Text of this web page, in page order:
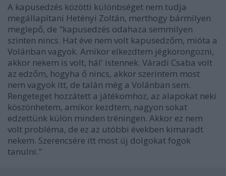
A kapusedzés közötti különbséget nem tudja
megállapítani Hetényi Zoltán, merthogy bármilyen
meglepő, de "kapusedzés odahaza semmilyen
szinten nincs. Hat éve nem volt kapusedzőm, mióta a
Volánban vagyok. Amikor elkezdtem jégkorongozni,
akkor nekem is volt, hál' istennek. Váradi Csaba volt
az edzőm, hogyha ő nincs, akkor szerintem most
nem vagyok itt, de talán még a Volánban sem.
Rengeteget hozzátett a játékomhoz, az alapokat neki
köszönhetem, amikor kezdtem, nagyon sokat
edzettünk külön minden tréningen. Akkor ez nem
volt probléma, de ez az utóbbi években kimaradt
nekem. Szerencsére itt most új dolgokat fogok
tanulni."